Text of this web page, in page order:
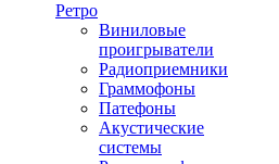
Ретро
Виниловые
проигрыватели
Радиоприемники
Граммофоны
Патефоны
Акустические
системы